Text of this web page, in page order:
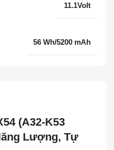
(A32-K53
Lượng, Tự
11.1Volt
56 Wh/5200 mAh